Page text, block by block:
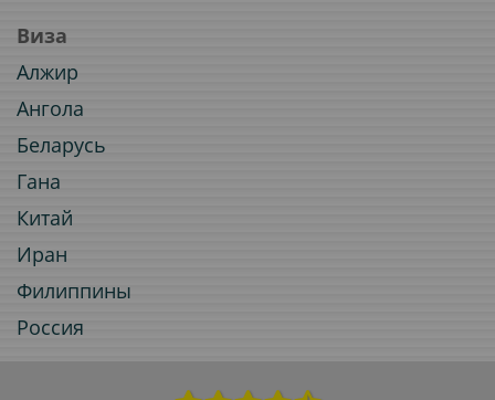
Виза
Алжир
Ангола
Беларусь
Гана
Китай
Иран
Филиппины
Россия